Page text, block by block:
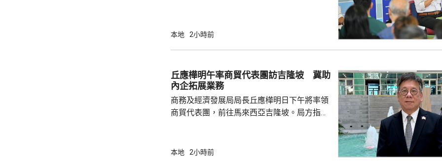
訂五年規劃，因此諮詢會有特別意義，希望就
題，指近年文憑試狀元大多選讀醫科，反映青
年人感覺工程及科學專業就業有局限。亦有市
民指，在與大灣區融合下，即使尖子...
本地 2小時前
丘應樺明午率商貿代表團訪吉隆坡 冀助
內企拓展業務
商務及經濟發展局局長丘應樺明日下午將率領
商貿代表團，前往馬來西亞吉隆坡。局方指，
了解海外市場情況和需要，代表團成員包括內
本地 2小時前